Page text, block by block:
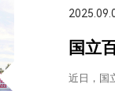
国立
近日，国